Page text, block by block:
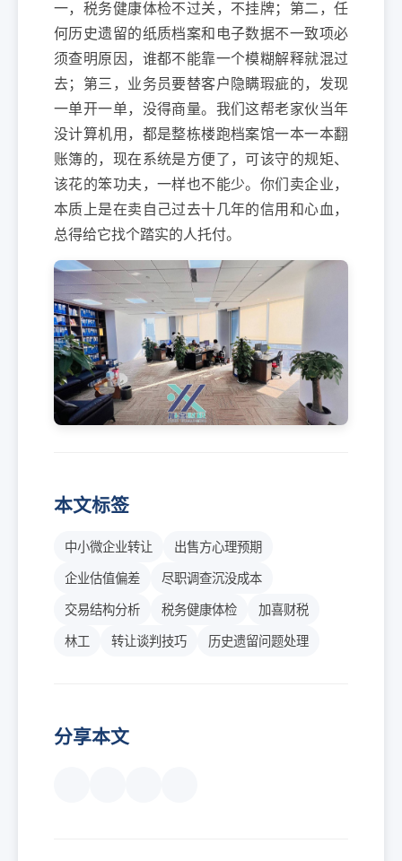
一，税务健康体检不过关，不挂牌；第二，任
何历史遗留的纸质档案和电子数据不一致项必
须查明原因，谁都不能靠一个模糊解释就混过
去；第三，业务员要替客户隐瞒瑕疵的，发现
一单开一单，没得商量。我们这帮老家伙当年
没计算机用，都是整栋楼跑档案馆一本一本翻
账簿的，现在系统是方便了，可该守的规矩、
该花的笨功夫，一样也不能少。你们卖企业，
本质上是在卖自己过去十几年的信用和心血，
总得给它找个踏实的人托付。
本文标签
中小微企业转让
出售方心理预期
企业估值偏差
尽职调查沉没成本
交易结构分析
税务健康体检
加喜财税
林工
转让谈判技巧 历史遗留问题处理
分享本文